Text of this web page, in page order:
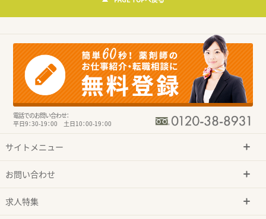
電話でのお問い合わせ：
平日9：30-19：00 土日10：00-19：00
サイトメニュー
お問い合わせ
求人特集